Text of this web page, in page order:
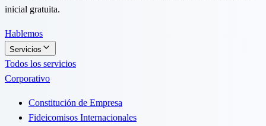
inicial gratuita.
Hablemos
Servicios
Todos los servicios
Corporativo
Constitución de Empresa
Fideicomisos Internacionales